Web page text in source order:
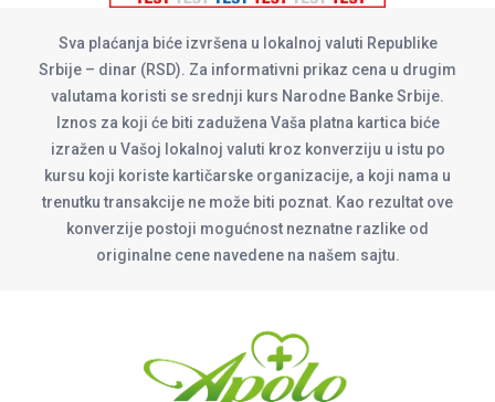
Sva plaćanja biće izvršena u lokalnoj valuti Republike
Srbije – dinar (RSD). Za informativni prikaz cena u drugim
valutama koristi se srednji kurs Narodne Banke Srbije.
Iznos za koji će biti zadužena Vaša platna kartica biće
izražen u Vašoj lokalnoj valuti kroz konverziju u istu po
kursu koji koriste kartičarske organizacije, a koji nama u
trenutku transakcije ne može biti poznat. Kao rezultat ove
konverzije postoji mogućnost neznatne razlike od
originalne cene navedene na našem sajtu.